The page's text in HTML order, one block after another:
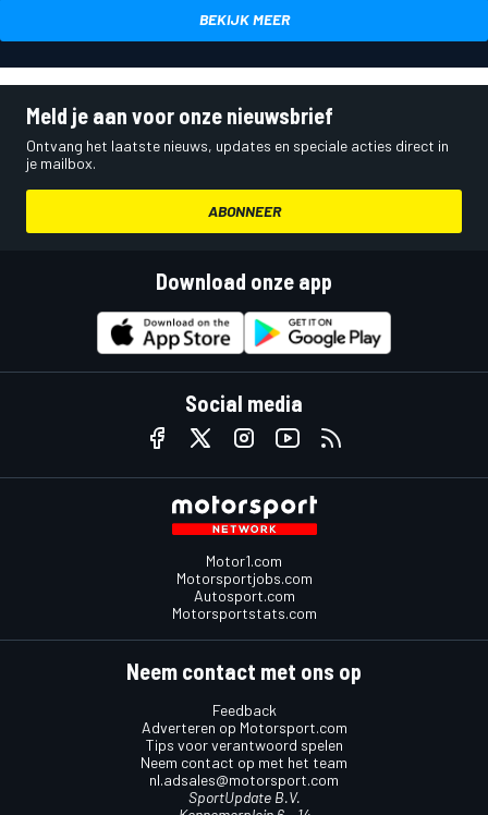
BEKIJK MEER
Meld je aan voor onze nieuwsbrief
Ontvang het laatste nieuws, updates en speciale acties direct in
je mailbox.
ABONNEER
Download onze app
Social media
Motor1.com
Motorsportjobs.com
Autosport.com
Motorsportstats.com
Neem contact met ons op
Feedback
Adverteren op Motorsport.com
Tips voor verantwoord spelen
Neem contact op met het team
nl.adsales@motorsport.com
SportUpdate B.V.